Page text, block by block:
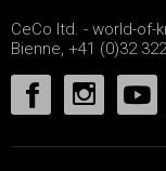
CeCo ltd. - world-of-
Bienne, +41 (0)32